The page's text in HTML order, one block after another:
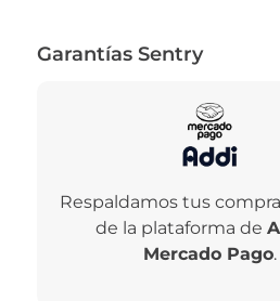
Garantías Sentry
Respaldamos tus
de la plataforma de
Mercado Pago.